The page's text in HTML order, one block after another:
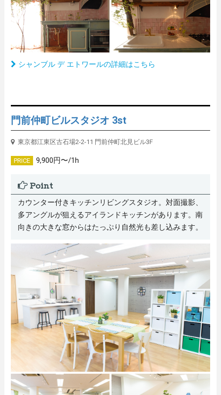
シャンブル デ エトワールの詳細はこちら
門前仲町ビルスタジオ 3st
東京都江東区古石場2-2-11 門前仲町北見ビル3F
PRICE 9,900円〜/1h
Point
カウンター付きキッチンリビングスタジオ。対面撮影、
多アングルが狙えるアイランドキッチンがあります。南
向きの大きな窓からはたっぷり自然光も差し込みます。